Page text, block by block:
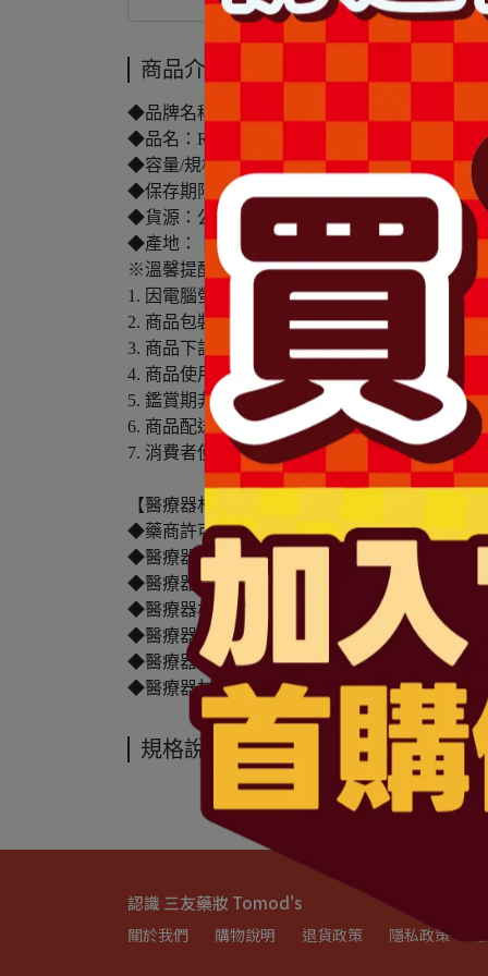
商品介紹
◆品牌名稱：RISM
◆品名：RISM日常頂級護理面膜7入-VC白亮
◆容量/規格：7枚入
◆保存期限(天)：1095天
◆貨源：公司貨
◆產地： 日本
※溫馨提醒：
1. 因電腦螢幕設定及個人觀感之差異，本賣
2. 商品包裝會有新舊轉換期，依實際收到商品
3. 商品下訂前，建議實際試色、試用後再行購
4. 商品使用後若出現不適或非預期反應，請尋
5. 鑑賞期非試用期，本產品屬於私人消耗性
6. 商品配送僅包含台灣本島，不包含離島配
7. 消費者使用前應詳閱醫療器材說明書。
【醫療器材商(藥商)許可執照】
◆藥商許可執照字號：北市衛藥販(中)字第
◆醫療器材商許可執照字號：北市衛器販（中
◆醫療器材商(藥商)名稱：三友藥妝股份有限
◆醫療器材商(藥商)地址：台北市中山區民權
◆醫療器材商(藥商)電話： 02-2792-0501
◆醫療器材商(藥商)諮詢專線：0800-42-6666
◆醫療器材商(藥商)服務時間：週一~五 上午
規格說明
認識 三友藥妝 Tomod's
關於我們 購物說明 退貨政策 隱私政策